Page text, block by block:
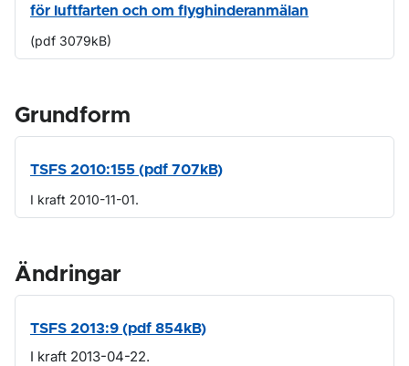
för luftfarten och om flyghinderanmälan
(pdf 3079kB)
Grundform
TSFS 2010:155 (pdf 707kB)
I kraft 2010-11-01.
Ändringar
TSFS 2013:9 (pdf 854kB)
I kraft 2013-04-22.